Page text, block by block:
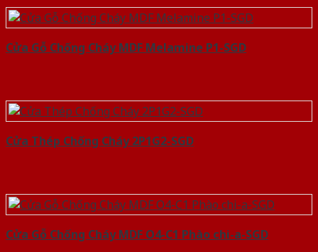
Cửa Gỗ Chống Cháy MDF Melamine P1-SGD
Cửa Thép Chống Cháy 2P1G2-SGD
Cửa Gỗ Chống Cháy MDF O4-C1 Phào chi-a-SGD